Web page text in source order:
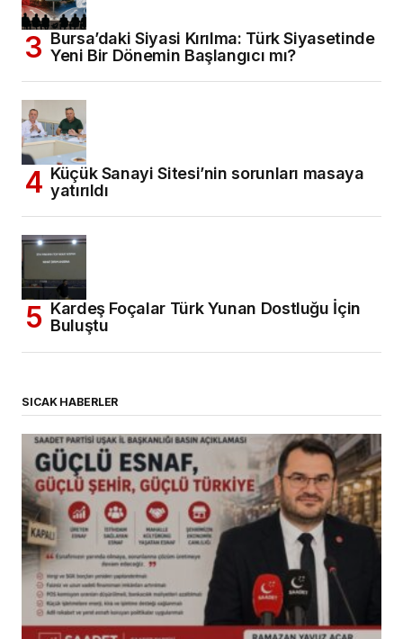
Bursa’daki Siyasi Kırılma: Türk Siyasetinde
Yeni Bir Dönemin Başlangıcı mı?
Küçük Sanayi Sitesi’nin sorunları masaya
yatırıldı
Kardeş Foçalar Türk Yunan Dostluğu İçin
Buluştu
SICAK HABERLER
(başlıksız)